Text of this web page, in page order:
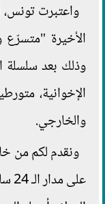
واعتبرت تونس،
الأخيرة "متسرّع
وذلك بعد سلسلة
الإخوانية،
والخارجي.
ونقدم لكم من